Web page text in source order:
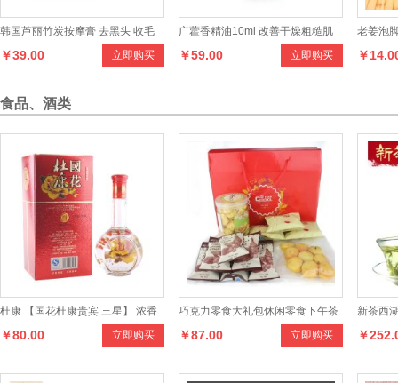
韩国芦丽竹炭按摩膏 去黑头 收毛
孔 深度清洁 按摩膏 立即购买
￥39.00
广藿香精油10ml 改善干燥粗糙肌
肤 紧致 单方精油 立即购买
￥59.00
老姜泡
浴粉 足
￥
食品、酒类
杜康 【国花杜康贵宾 三星】 浓香
型白酒 立即购买
￥80.00
巧克力零食大礼包休闲零食下午茶
立即购买
￥87.00
新茶西
克礼盒
￥